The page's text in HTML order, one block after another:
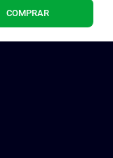
COMPRAR